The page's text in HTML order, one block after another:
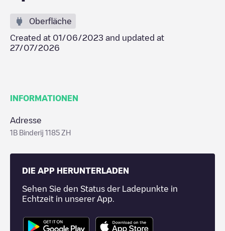
Oberfläche
Created at 01/06/2023 and updated at
27/07/2026
INFORMATIONEN
Adresse
1B Binderij 1185 ZH
DIE APP HERUNTERLADEN
Sehen Sie den Status der Ladepunkte in
Echtzeit in unserer App.